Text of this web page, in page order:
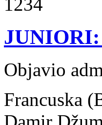
Objavio
Francuska